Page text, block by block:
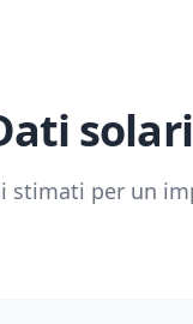
stimati per un